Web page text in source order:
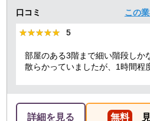
口コミ この
★★★★★
★★★★★ 5
部屋のある3階まで細い階段しか
散らかっていましたが、1時間程
詳細を見る 無料 見